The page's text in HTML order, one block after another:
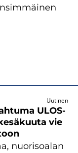
Uutinen
ULOS-​
vie
nuo­ri­soa­lan